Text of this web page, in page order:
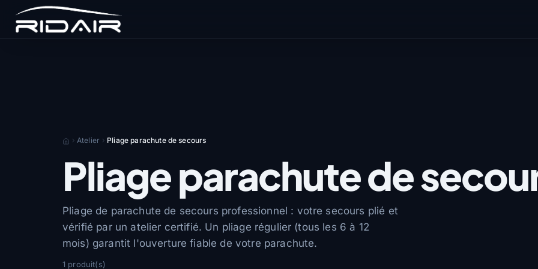
Atelier Pliage parachute de secours
Pliage parachute de
Pliage de parachute de secours professionnel : votre secours plié et
vérifié par un atelier certifié. Un pliage régulier (tous les 6 à 12
mois) garantit l'ouverture fiable de votre parachute.
1 produit(s)